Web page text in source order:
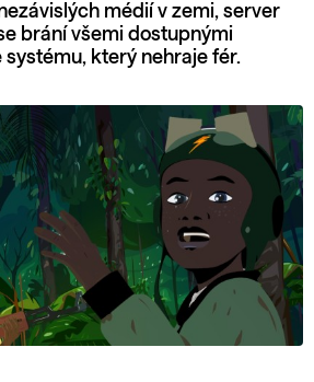
médií v zemi, server
brání všemi dostupnými
který nehraje fér.